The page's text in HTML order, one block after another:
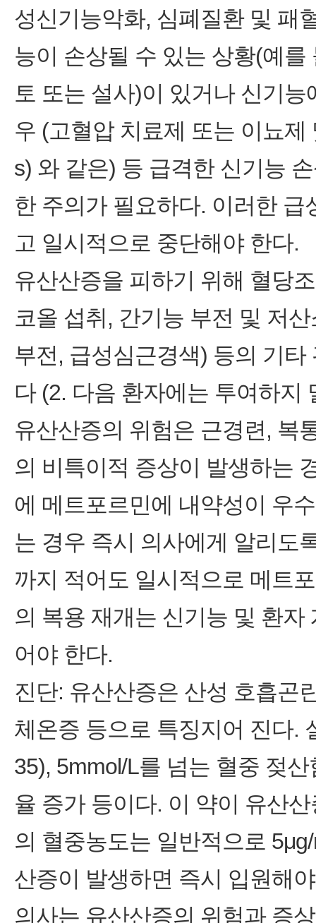
성신기능악화, 심폐질환 및 패
능이 손상될 수 있는 상황(예
토 또는 설사)이 있거나 신기
우 (고혈압 치료제 또는 이뇨
s) 와 같은) 등 급격한 신기능
한 주의가 필요하다. 이러한
고 일시적으로 중단해야 한다.
유산산증을 피하기 위해 혈당
코올 섭취, 간기능 부전 및 저
부전, 급성심근경색) 등의 기
다 (2. 다음 환자에는 투여하지
유산산증의 위험은 근경련, 복
의 비특이적 증상이 발생하는
에 메트포르민에 내약성이 우
는 경우 즉시 의사에게 알리도
까지 적어도 일시적으로 메트
의 복용 재개는 신기능 및 환
어야 한다.
진단: 유산산증은 산성 호흡곤
체온증 등으로 특징지어 진다.
35), 5mmol/L를 넘는 혈중 젖
율 증가 등이다. 이 약이 유산
의 혈중농도는 일반적으로
산증이 발생하면 즉시 입원해
의사는 유산산증의 위험과 증